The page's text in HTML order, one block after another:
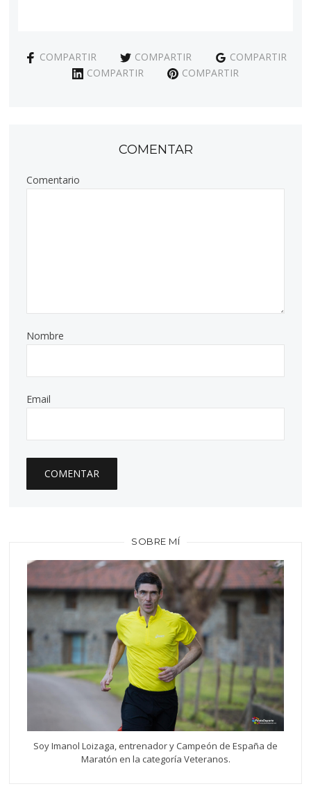
COMPARTIR COMPARTIR
COMPARTIR
COMPARTIR
COMPARTIR
COMENTAR
Comentario
Nombre
Email
SOBRE MÍ
Soy Imanol Loizaga, entrenador y Campeón de España de
Maratón en la categoría Veteranos.